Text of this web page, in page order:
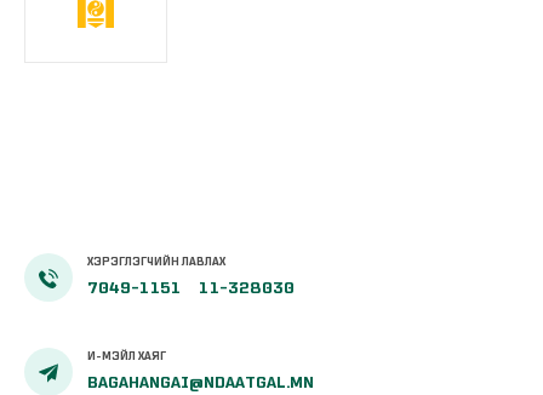
ХЭРЭГЛЭГЧИЙН ЛАВЛАХ
7049-1151 11-328030
И-МЭЙЛ ХАЯГ
BAGAHANGAI@NDAATGAL.MN